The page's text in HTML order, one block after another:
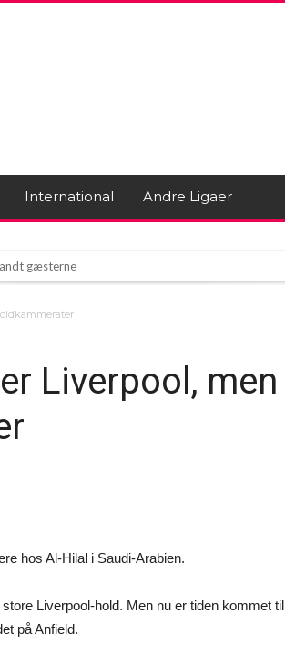
International Andre Ligaer
gæsterne
Liverpool, men
hos Al-Hilal i Saudi-Arabien.
Liverpool-hold. Men nu er tiden kommet til
på Anfield.